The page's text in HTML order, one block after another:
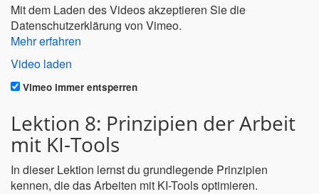
Mit dem Laden des Videos akzeptieren Sie die
Datenschutzerklärung von Vimeo.
Mehr erfahren
Video laden
Vimeo immer entsperren
Lektion 8: Prinzipien der Arbeit
mit KI-Tools
In dieser Lektion lernst du grundlegende Prinzipien
kennen, die das Arbeiten mit KI-Tools optimieren.